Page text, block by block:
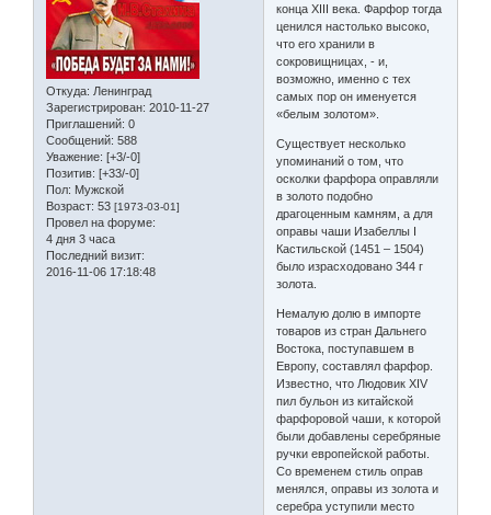
Откуда: Ленинград
Зарегистрирован: 2010-11-27
Приглашений: 0
Сообщений: 588
Уважение: [+3/-0]
Позитив: [+33/-0]
Пол: Мужской
Возраст: 53 [1973-03-01]
Провел на форуме:
4 дня 3 часа
Последний визит:
2016-11-06 17:18:48
конца XIII века. Фарфор тогда
ценился настолько высоко,
что его хранили в
сокровищницах, - и,
возможно, именно с тех
самых пор он именуется
«белым золотом».
Существует несколько
упоминаний о том, что
осколки фарфора оправляли
в золото подобно
драгоценным камням, а для
оправы чаши Изабеллы I
Кастильской (1451 – 1504)
было израсходовано 344 г
золота.
Немалую долю в импорте
товаров из стран Дальнего
Востока, поступавшем в
Европу, составлял фарфор.
Известно, что Людовик XIV
пил бульон из китайской
фарфоровой чаши, к которой
были добавлены серебряные
ручки европейской работы.
Со временем стиль оправ
менялся, оправы из золота и
серебра уступили место